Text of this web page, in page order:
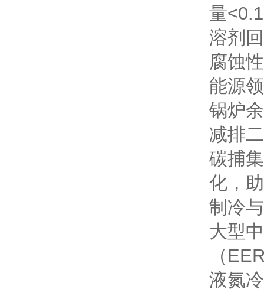
量
溶剂
腐蚀
能源
锅炉
减排
碳捕
化，
制冷
大型
（
液氮